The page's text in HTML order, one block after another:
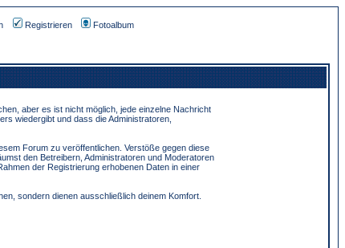
Registrieren Fotoalbum
aber es ist nicht möglich, jede einzelne Nachricht
wiedergibt und dass die Administratoren,
Forum zu veröffentlichen. Verstöße gegen diese
den Betreibern, Administratoren und Moderatoren
der Registrierung erhobenen Daten in einer
sondern dienen ausschließlich deinem Komfort.